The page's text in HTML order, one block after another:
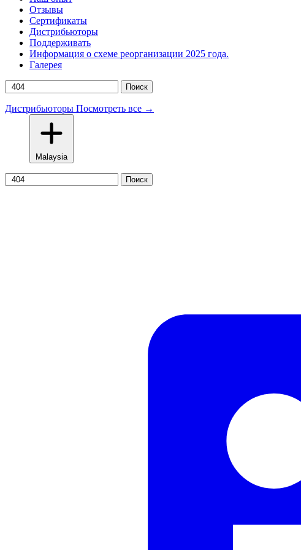
Отзывы
Сертификаты
Дистрибьюторы
Поддерживать
Информация о схеме реорганизации 2025 года.
Галерея
Поиск
Дистрибьюторы Посмотреть все →
Malaysia
Поиск